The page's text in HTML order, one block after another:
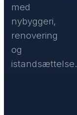
med
nybyggeri,
renovering
og
istandsættelse.